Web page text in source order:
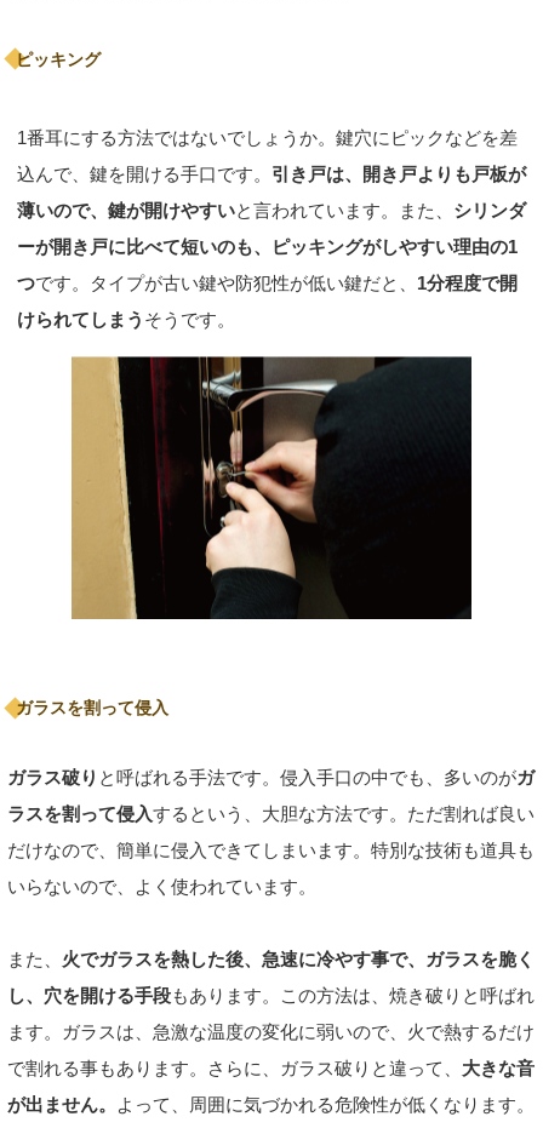
ピッキング
1番耳にする方法ではないでしょうか。鍵穴にピックなどを差
込んで、鍵を開ける手口です。 引き戸は、開き戸よりも戸板が
薄いので、鍵が開けやすいと言われています。また、 シリンダ
ーが開き戸に比べて短いのも、ピッキングがしやすい理由の1
つです。タイプが古い鍵や防犯性が低い鍵だと、 1分程度で開
けられてしまう そうです。
ガラスを割って侵入
ガラス破り と呼ばれる手法です。侵入手口の中でも、多いのがガ
ラスを割って侵入するという、大胆な方法です。ただ割れば良い
だけなので、簡単に侵入できてしまいます。特別な技術も道具も
いらないので、よく使われています。
また、 火でガラスを熱した後、急速に冷やす事で、ガラスを脆く
し、穴を開ける手段もあります。この方法は、焼き破りと呼ばれ
ます。ガラスは、急激な温度の変化に弱いので、火で熱するだけ
で割れる事もあります。さらに、ガラス破りと違って、 大きな音
が出ません。
よって、周囲に気づかれる危険性が低くなります。